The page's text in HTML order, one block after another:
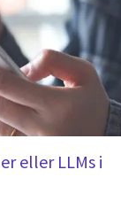
eller LLMs i